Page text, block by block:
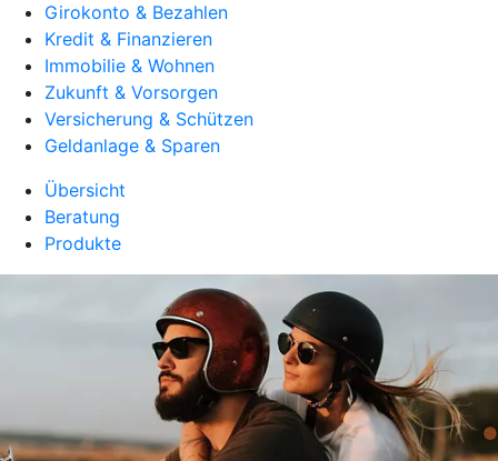
Girokonto & Bezahlen
Kredit & Finanzieren
Immobilie & Wohnen
Zukunft & Vorsorgen
Versicherung & Schützen
Geldanlage & Sparen
Übersicht
Beratung
Produkte